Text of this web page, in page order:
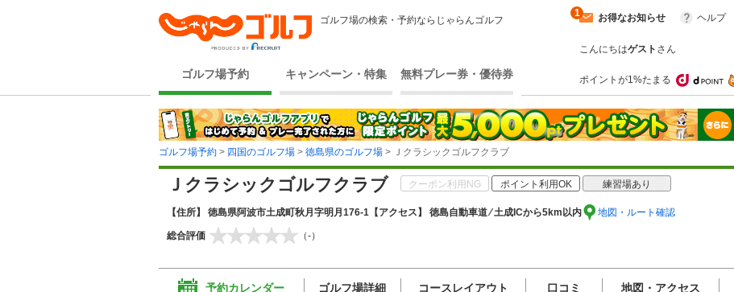
ゴルフ場の検索・予約ならじゃらんゴルフ
ゴルフ場予約 キャンペーン・特集 無料プレー券・優待券
お得なお知らせ
1 ヘルプ
こんにちはゲスト さん
ポイントが1%たまる
ゴルフ場予約 > 四国のゴルフ場 > 徳島県のゴルフ場 > Ｊクラシックゴルフクラブ
Ｊクラシックゴルフクラブ クーポン利用NG ポイント利用OK 練習場あり
【住所】 徳島県阿波市土成町秋月字明月176-1 【アクセス】 徳島自動車道 ⁄ 土成ICから5km以内 地図・ルート確認
総合評価 （-）
予約カレンダー ゴルフ場詳細 コースレイアウト 口コミ 地図・アクセス